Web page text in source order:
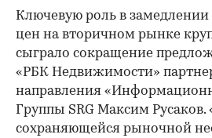
Ключевую роль в
цен на вторичном рынке
сыграло сокращение
«РБК Недвижимости»
направления
Группы SRG Максим Русаков.
сохраняющейся рыночной